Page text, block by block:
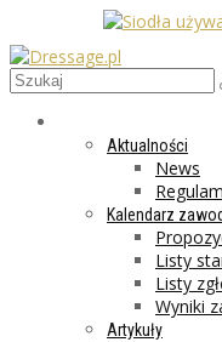
Aktualności
News
Kalendarz
Listy
Listy
Wyniki
Artykuły